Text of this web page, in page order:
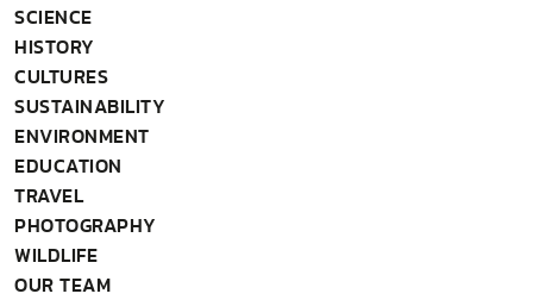
SCIENCE
HISTORY
CULTURES
SUSTAINABILITY
ENVIRONMENT
EDUCATION
TRAVEL
PHOTOGRAPHY
WILDLIFE
OUR TEAM